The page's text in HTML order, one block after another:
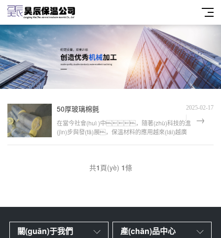
50厚玻璃棉氈 2025-02-17
在當今社會(huì )中，隨著(zhù)科技的進
(jìn)步與發(fā)展，保溫材料的應用越來(lái)越廣
共1頁(yè) 1條
關(guān)于我們 產(chǎn)品中心